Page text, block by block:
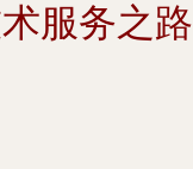
服务之路